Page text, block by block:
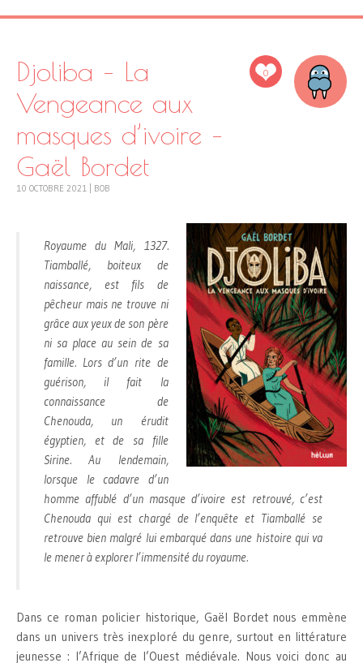
0
Djoliba – La
Vengeance aux
masques d’ivoire –
Gaël Bordet
10 OCTOBRE 2021 BOB
Royaume du Mali, 1327.
Tiamballé, boiteux de
naissance, est fils de
pêcheur mais ne trouve ni
grâce aux yeux de son père
ni sa place au sein de sa
famille. Lors d’un rite de
guérison, il fait la
connaissance de
Chenouda, un érudit
égyptien, et de sa fille
Sirine. Au lendemain,
lorsque le cadavre d’un
homme affublé d’un masque d’ivoire est retrouvé, c’est
Chenouda qui est chargé de l’enquête et Tiamballé se
retrouve bien malgré lui embarqué dans une histoire qui va
le mener à explorer l’immensité du royaume.
Dans ce roman policier historique, Gaël Bordet nous emmène
dans un univers très inexploré du genre, surtout en littérature
jeunesse : l’Afrique de l’Ouest médiévale. Nous voici donc au